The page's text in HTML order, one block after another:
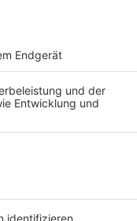
die Auslieferung
schaffen, sie wie
Bahnen
schwieriger, weil es
deutlich länger
es gebe erste